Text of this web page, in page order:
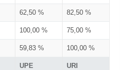
UPE URI
62,50 % 82,50 %
100,00 % 75,00 %
59,83 % 100,00 %